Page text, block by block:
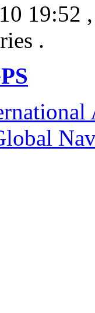
19:52
.